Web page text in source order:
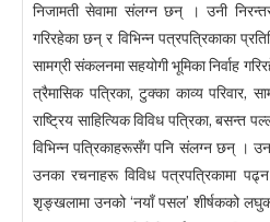
निजामती सेवामा संलग्न छन् । उनी
गरिरहेका छन् र विभिन्न पत्रपत्रिकाका
सामग्री संकलनमा सहयोगी भूमिका निर्वाह
त्रैमासिक पत्रिका, टुक्का काव्य परिवार,
राष्ट्रिय साहित्यिक विविध पत्रिका, बसन्त
विभिन्न पत्रिकाहरूसँग पनि संलग्न छन् ।
उनका रचनाहरू विविध पत्रपत्रिकामा
शृङ्खलामा उनको ‘नयाँ पसल’ शीर्षकको